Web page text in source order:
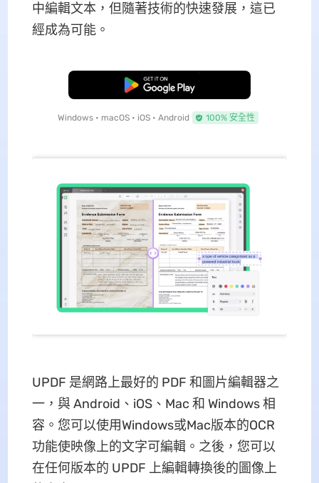
中編輯文本，但隨著技術的快速發展，這已
經成為可能。
免費下載
Windows • macOS • iOS • Android 100% 安全性
UPDF 是網路上最好的 PDF 和圖片編輯器之
一，與 Android、iOS、Mac 和 Windows 相
容。您可以使用Windows或Mac版本的OCR
功能使映像上的文字可編輯。之後，您可以
在任何版本的 UPDF 上編輯轉換後的圖像上